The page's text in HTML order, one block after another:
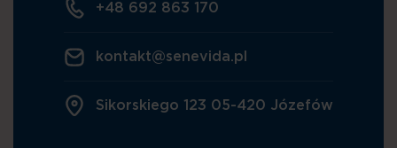
+48 692 863 170
kontakt@senevida.pl
Sikorskiego 123 05-420 Józefów